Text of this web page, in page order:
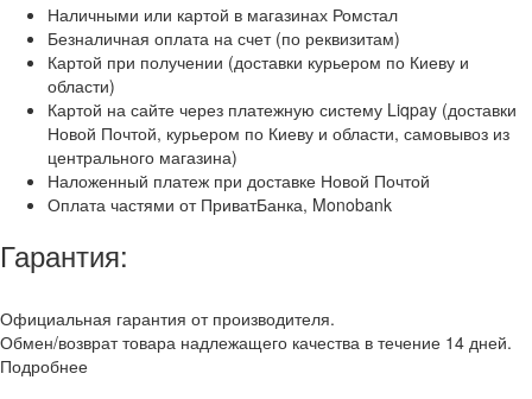
Наличными или картой в магазинах Ромстал
Безналичная оплата на счет (по реквизитам)
Картой при получении (доставки курьером по Киеву и
области)
Картой на сайте через платежную систему Liqpay (доставки
Новой Почтой, курьером по Киеву и области, самовывоз из
центрального магазина)
Наложенный платеж при доставке Новой Почтой
Оплата частями от ПриватБанка, Monobank
Гарантия:
Официальная гарантия от производителя.
Обмен/возврат товара надлежащего качества в течение 14 дней.
Подробнее